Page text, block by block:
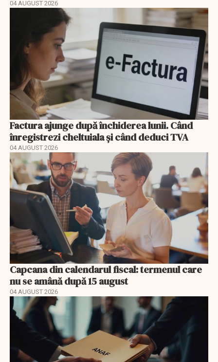
04 AUGUST 2026
Factura ajunge după închiderea lunii. Când
înregistrezi cheltuiala și când deduci TVA
04 AUGUST 2026
Capcana din calendarul fiscal: termenul care
nu se amână după 15 august
04 AUGUST 2026